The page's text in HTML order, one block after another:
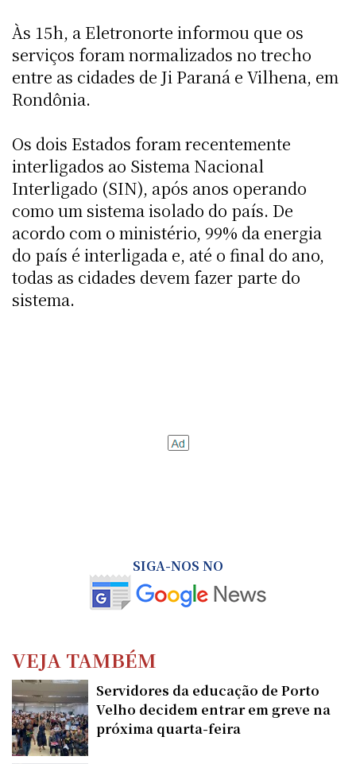
Às 15h, a Eletronorte informou que os
serviços foram normalizados no trecho
entre as cidades de Ji Paraná e Vilhena, em
Rondônia.
Os dois Estados foram recentemente
interligados ao Sistema Nacional
Interligado (SIN), após anos operando
como um sistema isolado do país. De
acordo com o ministério, 99% da energia
do país é interligada e, até o final do ano,
todas as cidades devem fazer parte do
sistema.
SIGA-NOS NO
VEJA TAMBÉM
Servidores da educação de Porto
Velho decidem entrar em greve na
próxima quarta-feira